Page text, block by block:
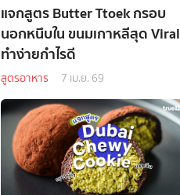
แจกสูตร Butter Ttoek กรอบ
นอกหนึบใน ขนมเกาหลีสุด Viral
ทำง่ายกำไรดี
สูตรอาหาร 7 เม.ย. 69